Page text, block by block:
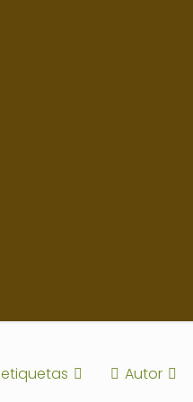
etiquetas Autor